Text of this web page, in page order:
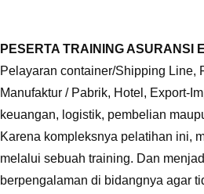
PESERTA TRAINING ASURANSI
Pelayaran container/Shipping Line,
Manufaktur / Pabrik, Hotel, Export-
keuangan, logistik, pembelian
Karena kompleksnya pelatihan ini,
melalui sebuah training. Dan
berpengalaman di bidangnya agar